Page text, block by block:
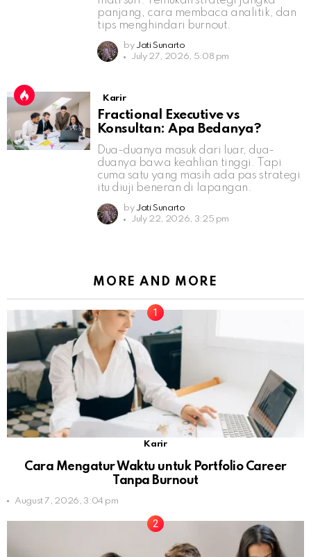
panjang, cara membaca analitik, dan
tips menghindari burnout.
by Jati Sunarto
July 27, 2026, 5:08 pm
Karir
Fractional Executive vs
Konsultan: Apa Bedanya?
Dua-duanya masuk dari luar, dua-
duanya bawa keahlian tinggi. Tapi
cuma satu yang masih ada pas strategi
itu diuji beneran di lapangan.
by Jati Sunarto
July 22, 2026, 3:25 pm
MORE AND MORE
Karir
Cara Mengatur Waktu untuk Portfolio Career
Tanpa Burnout
August 7, 2026, 3:04 pm